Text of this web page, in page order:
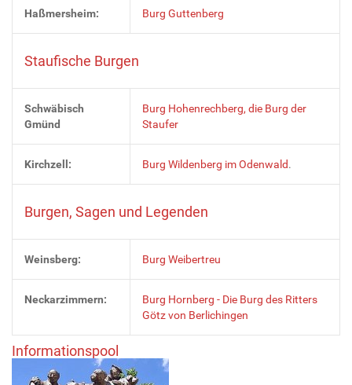
Haßmersheim: Burg Guttenberg
Staufische Burgen
Schwäbisch
Gmünd
Burg Hohenrechberg, die Burg der
Staufer
Kirchzell: Burg Wildenberg im Odenwald.
Burgen, Sagen und Legenden
Weinsberg: Burg Weibertreu
Neckarzimmern:
Burg Hornberg - Die Burg des Ritters
Götz von Berlichingen
Informationspool